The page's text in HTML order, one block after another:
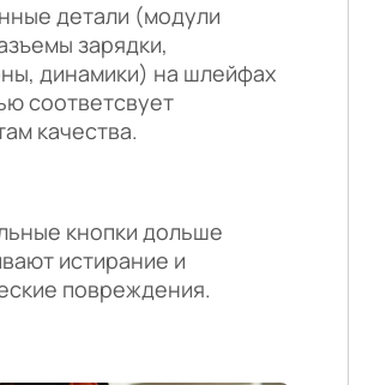
детали (модули
зарядки,
динамики) на шлейфах
соответсвует
качества.
кнопки дольше
истирание и
повреждения.